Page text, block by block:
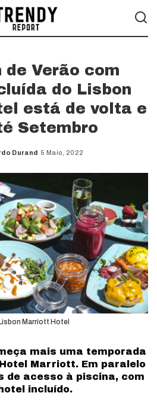
de Verão com
do Lisbon
está de volta e
Setembro
Durand 5 Maio, 2022
Marriott Hotel
mais uma temporada
Marriott. Em paralelo
de acesso à piscina, com
incluído.